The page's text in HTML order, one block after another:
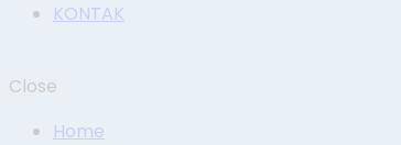
KONTAK
Close
Home